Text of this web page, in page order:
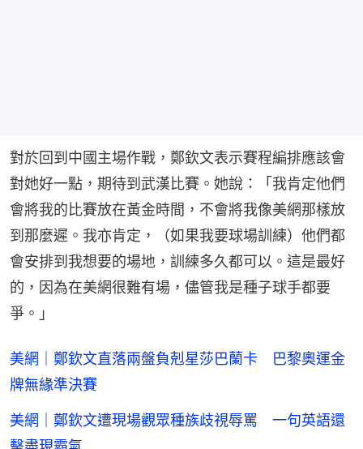
對於回到中國主場作戰，鄭欽文表示賽程編排應該會
對她好一點，期待到武漢比賽。她說：「我肯定他們
會將我的比賽放在黃金時間，不會將我像美網那樣放
到那麼遲。我亦肯定，（如果我要球場訓練）他們都
會安排到我想要的場地，訓練多久都可以。這是最好
的，因為在美網很難有場，儘管我是種子球手都要
爭。」
美網｜鄭欽文直落兩盤負剋星莎巴蘭卡 巴黎奧運金
牌無緣準決賽
美網｜鄭欽文遭現場觀眾種族歧視辱罵 一句英語還